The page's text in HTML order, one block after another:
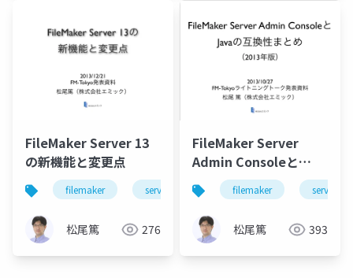
FileMaker Server 13
の新機能と変更点
filemaker server security
松尾篤 276
FileMaker Server
Admin Consoleと
Javaの互換性まとめ
（2013年版）
filemaker server
松尾篤 393